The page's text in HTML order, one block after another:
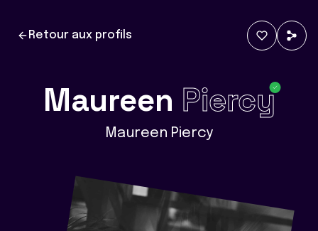
Retour aux profils
Maureen Piercy
Maureen Piercy